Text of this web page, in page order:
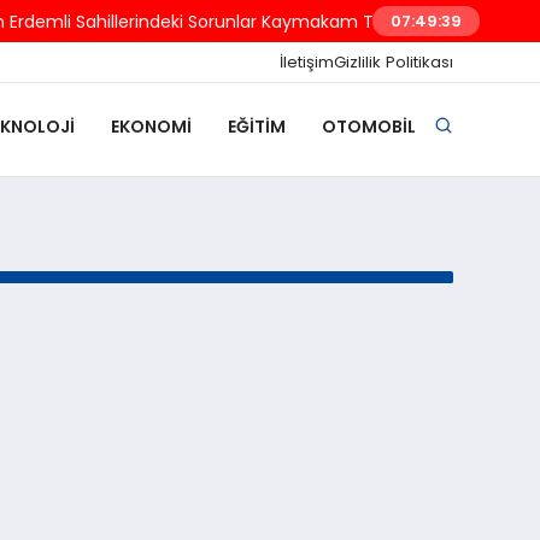
Sahillerindeki Sorunlar Kaymakam Tetikoğlu’na İletildi
07:49:39
İletişimGizlilik Politikası
EKONOMI EĞITIM OTOMOBIL